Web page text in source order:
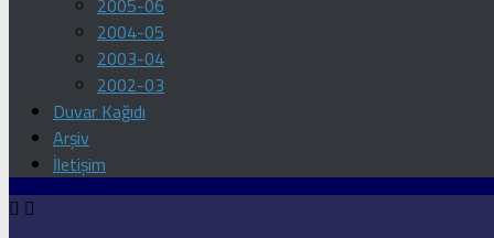
2005-06
2004-05
2003-04
2002-03
Duvar Kağıdı
Arşiv
İletişim